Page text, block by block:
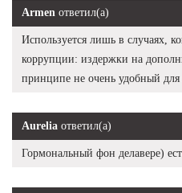
Armen ответил(а)
Используется лишь в случаях,
коррупции: издержки на
принципе не очень удобный для
Aurelia ответил(а)
Гормональный фон делавере)